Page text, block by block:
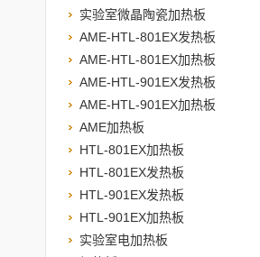
实验室微晶陶瓷加热板
AME-HTL-801EX发热板
AME-HTL-801EX加热板
AME-HTL-901EX发热板
AME-HTL-901EX加热板
AME加热板
HTL-801EX加热板
HTL-801EX发热板
HTL-901EX发热板
HTL-901EX加热板
实验室电加热板